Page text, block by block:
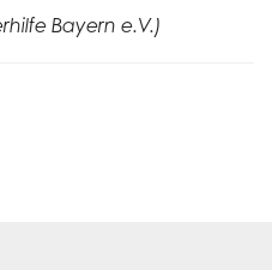
Bayern e.V.)